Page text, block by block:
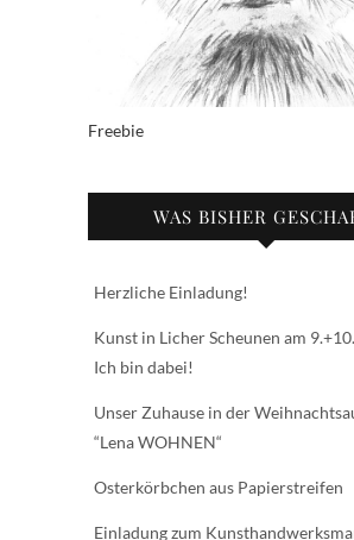
Freebie
WAS BISHER
Herzliche Einladung!
Kunst in Licher Scheunen am
Ich bin dabei!
Unser Zuhause in der
“Lena WOHNEN“
Osterkörbchen aus Papierstreifen
Einladung zum